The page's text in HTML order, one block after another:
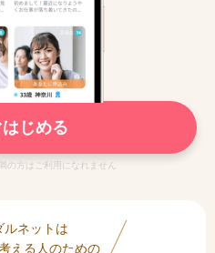
じめる
の方はご利用になれません
ルネットは
える人のための